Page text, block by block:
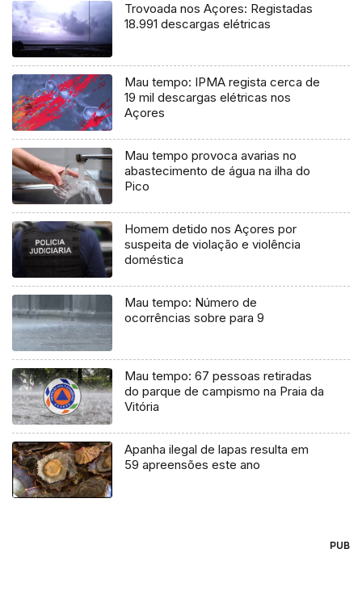
Trovoada nos Açores: Registadas
18.991 descargas elétricas
Mau tempo: IPMA regista cerca de
19 mil descargas elétricas nos
Açores
Mau tempo provoca avarias no
abastecimento de água na ilha do
Pico
Homem detido nos Açores por
suspeita de violação e violência
doméstica
Mau tempo: Número de
ocorrências sobre para 9
Mau tempo: 67 pessoas retiradas
do parque de campismo na Praia da
Vitória
Apanha ilegal de lapas resulta em
59 apreensões este ano
PUB